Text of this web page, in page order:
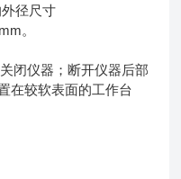
径尺寸
。
闭仪器；断开仪器后部
在较软表面的工作台